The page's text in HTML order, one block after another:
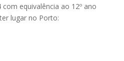
equivalência ao 12º ano
lugar no Porto: